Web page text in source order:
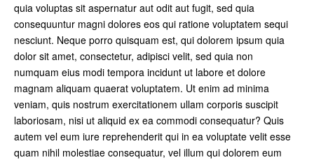
quia voluptas sit aspernatur aut odit aut fugit, sed quia
consequuntur magni dolores eos qui ratione voluptatem sequi
nesciunt. Neque porro quisquam est, qui dolorem ipsum quia
dolor sit amet, consectetur, adipisci velit, sed quia non
numquam eius modi tempora incidunt ut labore et dolore
magnam aliquam quaerat voluptatem. Ut enim ad minima
veniam, quis nostrum exercitationem ullam corporis suscipit
laboriosam, nisi ut aliquid ex ea commodi consequatur? Quis
autem vel eum iure reprehenderit qui in ea voluptate velit esse
quam nihil molestiae consequatur, vel illum qui dolorem eum